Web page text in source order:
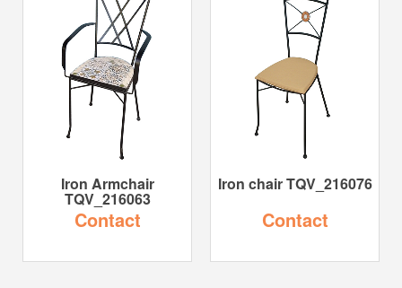
Iron Armchair
TQV_216063
Contact
Iron chair TQV_216076
Contact